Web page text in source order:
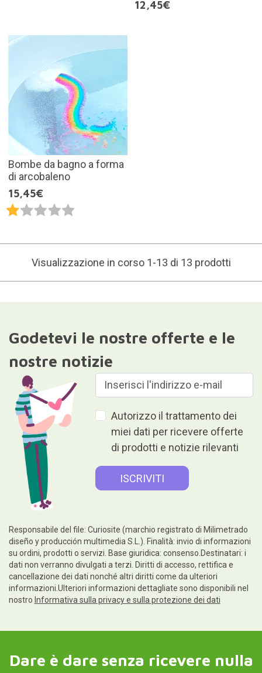
12,45€
Bombe da bagno a forma
di arcobaleno
15,45€
Visualizzazione in corso 1-13 di 13 prodotti
Godetevi le nostre offerte e le
nostre notizie
Autorizzo il trattamento dei
miei dati per ricevere offerte
di prodotti e notizie rilevanti
Responsabile del file: Curiosite (marchio registrato di Milimetrado
diseño y producción multimedia S.L.). Finalità: invio di informazioni
su ordini, prodotti o servizi. Base giuridica: consenso.Destinatari: i
dati non verranno divulgati a terzi. Diritti di accesso, rettifica e
cancellazione dei dati nonché altri diritti come da ulteriori
informazioni.Ulteriori informazioni dettagliate sono disponibili nel
nostro Informativa sulla privacy e sulla protezione dei dati
Dare è dare senza ricevere nulla